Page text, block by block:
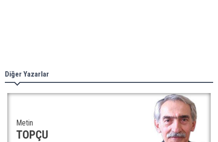
Diğer Yazarlar
Metin
TOPÇU